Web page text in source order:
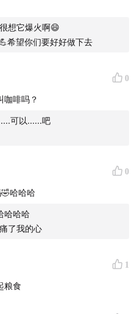
想它爆火啊😄
希望你们要好好做下去
0
咖啡吗？
可以......吧
0
哈哈哈
哈哈哈
了我的心
1
粮食